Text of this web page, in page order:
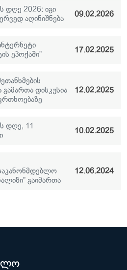
დღე 2026: იგი
აღინიშნება
09.02.2026
ეპოქაში”
17.02.2025
დისკუსია
12.02.2025
დღე, 11
10.02.2025
გაიმართა
12.06.2024